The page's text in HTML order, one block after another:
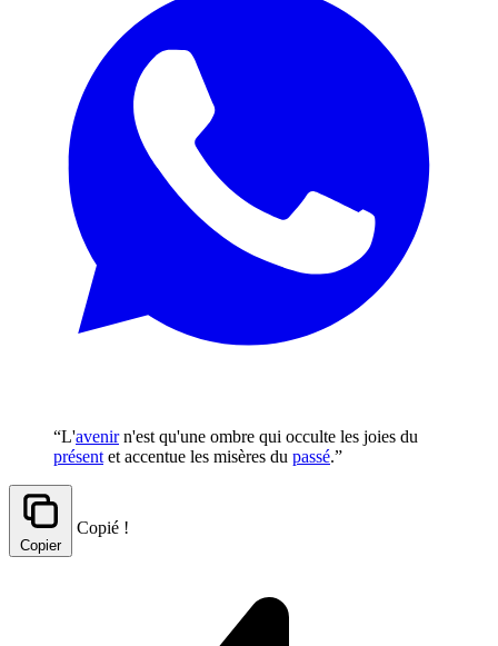
“L'avenirn'est qu'une ombre qui occulte les joies du
présent et accentue les misères du passé.”
Copier
Copié !